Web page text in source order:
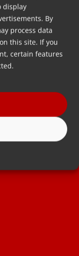
display
By
process data
this site. If you
certain features
高效处理各种